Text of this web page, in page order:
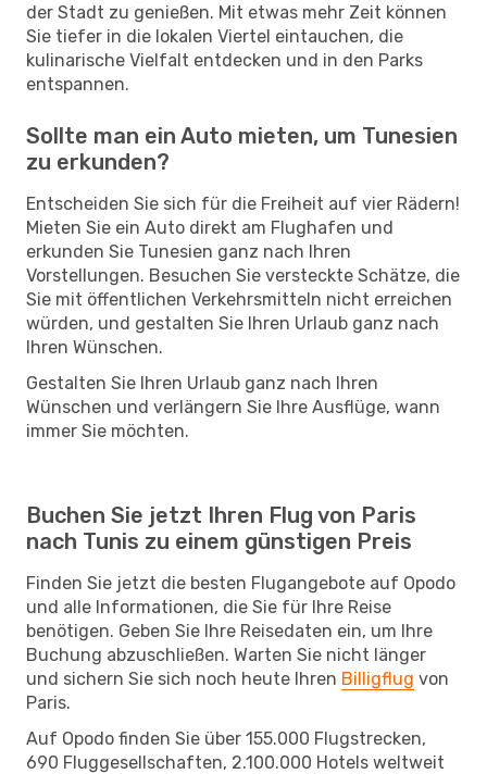
der Stadt zu genießen. Mit etwas mehr Zeit können
Sie tiefer in die lokalen Viertel eintauchen, die
kulinarische Vielfalt entdecken und in den Parks
entspannen.
Sollte man ein Auto mieten, um Tunesien
zu erkunden?
Entscheiden Sie sich für die Freiheit auf vier Rädern!
Mieten Sie ein Auto direkt am Flughafen und
erkunden Sie Tunesien ganz nach Ihren
Vorstellungen. Besuchen Sie versteckte Schätze, die
Sie mit öffentlichen Verkehrsmitteln nicht erreichen
würden, und gestalten Sie Ihren Urlaub ganz nach
Ihren Wünschen.
Gestalten Sie Ihren Urlaub ganz nach Ihren
Wünschen und verlängern Sie Ihre Ausflüge, wann
immer Sie möchten.
Buchen Sie jetzt Ihren Flug von Paris
nach Tunis zu einem günstigen Preis
Finden Sie jetzt die besten Flugangebote auf Opodo
und alle Informationen, die Sie für Ihre Reise
benötigen. Geben Sie Ihre Reisedaten ein, um Ihre
Buchung abzuschließen. Warten Sie nicht länger
und sichern Sie sich noch heute Ihren Billigflug von
Paris.
Auf Opodo finden Sie über 155.000 Flugstrecken,
690 Fluggesellschaften, 2.100.000 Hotels weltweit